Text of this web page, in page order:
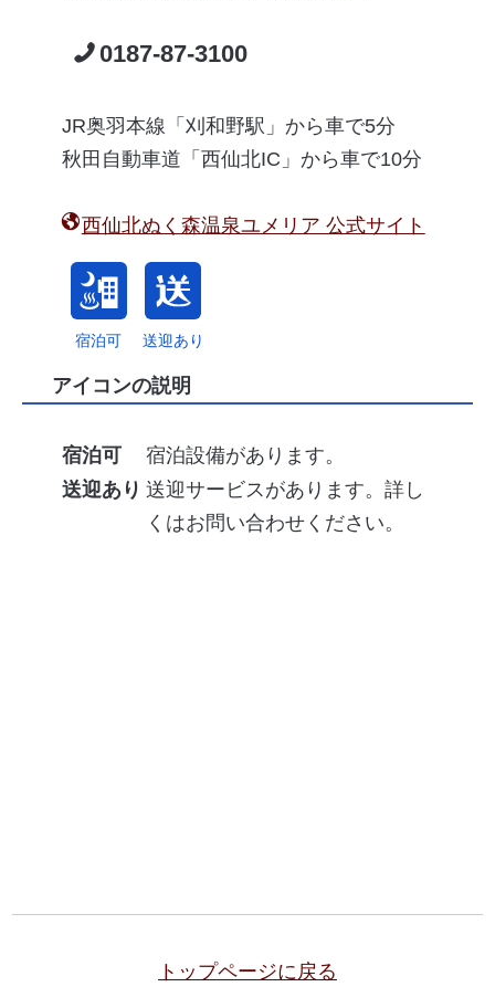
0187-87-3100
JR奥羽本線「刈和野駅」から車で5分
秋田自動車道「西仙北IC」から車で10分
西仙北ぬく森温泉ユメリア 公式サイト
宿泊可 送迎あり
アイコンの説明
宿泊可
宿泊設備があります。
送迎あり 送迎サービスがあります。詳し
くはお問い合わせください。
トップページに戻る